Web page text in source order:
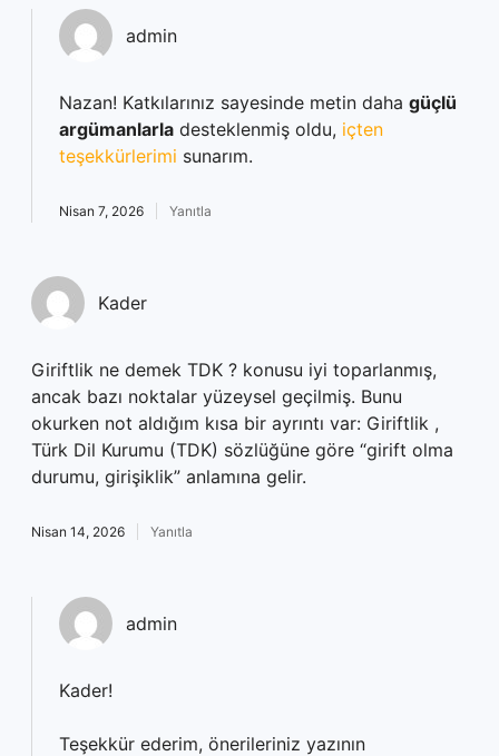
admin
Nazan! Katkılarınız sayesinde metin daha güçlü
argümanlarla desteklenmiş oldu, içten
teşekkürlerimi sunarım.
Nisan 7, 2026 Yanıtla
Kader
Giriftlik ne demek TDK ? konusu iyi toparlanmış,
ancak bazı noktalar yüzeysel geçilmiş. Bunu
okurken not aldığım kısa bir ayrıntı var: Giriftlik ,
Türk Dil Kurumu (TDK) sözlüğüne göre “girift olma
durumu, girişiklik” anlamına gelir.
Nisan 14, 2026 Yanıtla
admin
Kader!
Teşekkür ederim, önerileriniz yazının